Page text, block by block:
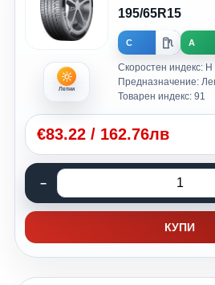
Летни
195/65R15
C A
Скоростен индекс: H
Предназначение:
Товарен индекс: 91
€83.22 / 162.76лв
КУПИ